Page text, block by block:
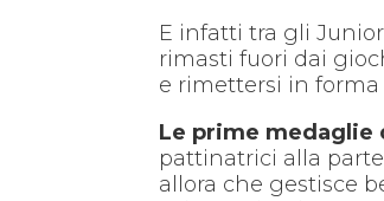
E infatti tra gli
rimasti fuori dai
e rimettersi in forma
Le prime medaglie
pattinatrici alla
allora che gestisce